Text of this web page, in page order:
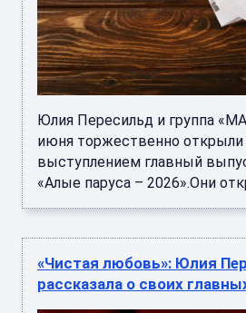
Юлия Пересильд и группа
июня торжественно
выступлением главный
«Алые паруса – 2026».Они
«Чистая любовь»: Юлия
рассказала о своих